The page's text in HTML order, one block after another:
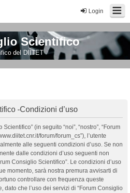
Login
Scientifico
del DIITET
-Condizioni d’uso
(in seguito “noi”, “nostro”, “Forum
forum/forum_cs”), l’utente
alle seguenti condizioni d’uso. Se non
dalle condizioni d’uso seguenti non
Consiglio Scientifico”. Le condizioni d’uso
momento, sarà nostra premura avvisarti di
controllare con frequenza queste
dato che l’uso dei servizi di “Forum Consiglio